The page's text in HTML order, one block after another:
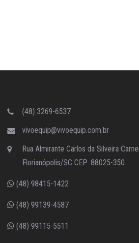
(48) 3269-6537
vivoequip@vivoequip.com.br
Rua Almirante Carlos da Silveira
Florianópolis/SC CEP: 88025-350
(48) 98415-1422
(48) 99139-4587
(48) 99115-5511